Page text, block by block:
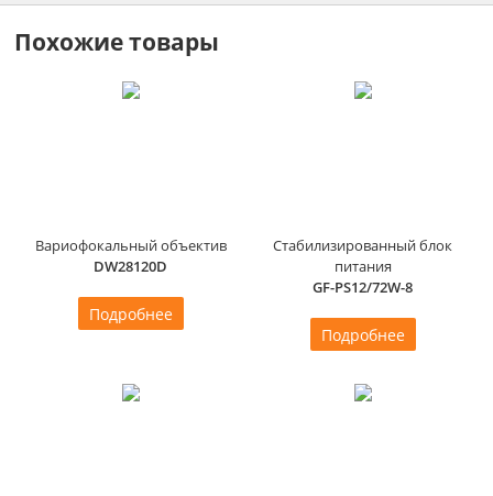
Похожие товары
Вариофокальный объектив
DW28120D
Подробнее
Стабилизированный блок
питания
GF-PS12/72W-8
Подробнее